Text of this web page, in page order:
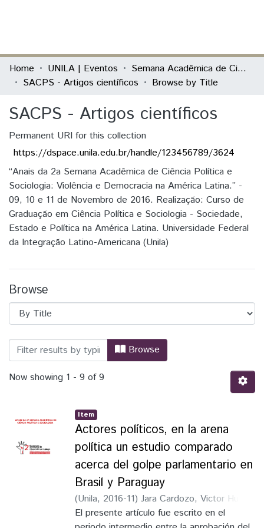
Communities & Collections
All of DSpace
Home UNILA | Eventos
Semana Acadêmica de Ciência Política e Sociologia (SACPS)
SACPS - Artigos científicos
Browse by Title
SACPS - Artigos científicos
Permanent URI for this collection
https://dspace.unila.edu.br/handle/123456789/3624
“Anais da 2a Semana Acadêmica de Ciência Política e
Sociologia: Violência e Democracia na América Latina.” -
09, 10 e 11 de Novembro de 2016. Realização: Curso de
Graduação em Ciência Política e Sociologia - Sociedade,
Estado e Política na América Latina. Universidade Federal
da Integração Latino-Americana (Unila)
Browse
Browsing SACPS - Artigos científicos
Browse
Now showing 1 - 9 of 9
Item
Actores políticos, en la arena
política un estudio comparado
acerca del golpe parlamentario en
Brasil y Paraguay
(Unila, 2016-11) Jara Cardozo, Victor Hugo
Soares, Daniel Paiva;Ueda, Eduardo
El presente artículo fue escrito en el